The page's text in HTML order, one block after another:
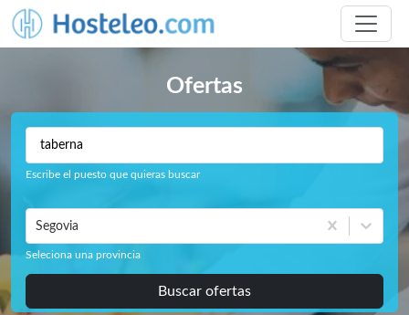
Ofertas
Escribe el puesto que quieras buscar
Segovia
Seleciona una provincia
Buscar ofertas